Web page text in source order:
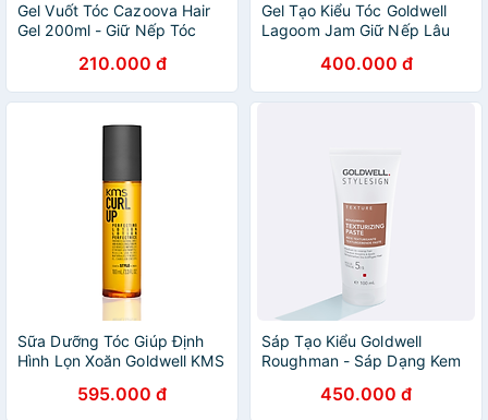
Gel Vuốt Tóc Cazoova Hair
Gel 200ml - Giữ Nếp Tóc
Bóng Mượt210.000 đ
Gel Tạo Kiểu Tóc Goldwell
Lagoom Jam Giữ Nếp Lâu
Lên Đến 72 Giờ 150ml
400.000 đ
Sữa Dưỡng Tóc Giúp Định
Hình Lọn Xoăn Goldwell KMS
Chống Ẩm Đến 72h - 100ml
595.000 đ
Sáp Tạo Kiểu Goldwell
Roughman - Sáp Dạng Kem
Giữ Nếp Lên Đến 72h 100ml
450.000 đ